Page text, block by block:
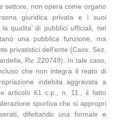
settore, non opera come organo
giuridica privata e i suoi
qualita’ di pubblici ufficiali, nel
una pubblica funzione, ma
privatistici dell’ente (Cass. Sez.
Rv. 220749). In tale caso,
che non integra il reato di
indebita aggravata a
articolo 61 c.p., n. 11., il fatto
sportiva che si appropri
difettando una formale e